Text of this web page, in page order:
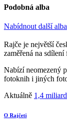
Podobná alba
Nabídnout další alba
Rajče je největší
zaměřená na
Nabízí neomezený
fotoknih i jiných
Aktuálně 1,4
O Rajčeti